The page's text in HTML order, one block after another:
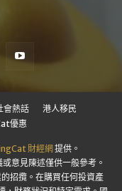
會熱話
港人移民
優惠
財經網提供。
意見陳述僅供一般參考。
招攬。在購買任何投資產